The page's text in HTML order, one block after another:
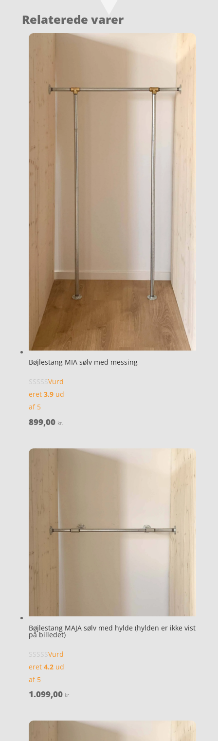
Relaterede varer
Bøjlestang MIA sølv med messing
Vurd
eret 3.9ud
af 5
899,00 kr.
Bøjlestang MAJA sølv med hylde (hylden er ikke vist
på billedet)
Vurd
eret 4.2ud
af 5
1.099,00 kr.